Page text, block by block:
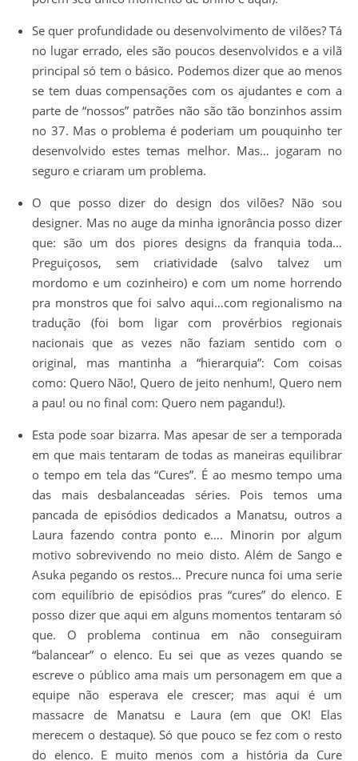
Se quer profundidade ou desenvolvimento de vilões? Tá
no lugar errado, eles são poucos desenvolvidos e a vilã
principal só tem o básico. Podemos dizer que ao menos
se tem duas compensações com os ajudantes e com a
parte de “nossos” patrões não são tão bonzinhos assim
no 37. Mas o problema é poderiam um pouquinho ter
desenvolvido estes temas melhor. Mas… jogaram no
seguro e criaram um problema.
O que posso dizer do design dos vilões? Não sou
designer. Mas no auge da minha ignorância posso dizer
que: são um dos piores designs da franquia toda…
Preguiçosos, sem criatividade (salvo talvez um
mordomo e um cozinheiro) e com um nome horrendo
pra monstros que foi salvo aqui…com regionalismo na
tradução (foi bom ligar com provérbios regionais
nacionais que as vezes não faziam sentido com o
original, mas mantinha a “hierarquia”: Com coisas
como: Quero Não!, Quero de jeito nenhum!, Quero nem
a pau! ou no final com: Quero nem pagandu!).
Esta pode soar bizarra. Mas apesar de ser a temporada
em que mais tentaram de todas as maneiras equilibrar
o tempo em tela das “Cures”. É ao mesmo tempo uma
das mais desbalanceadas séries. Pois temos uma
pancada de episódios dedicados a Manatsu, outros a
Laura fazendo contra ponto e…. Minorin por algum
motivo sobrevivendo no meio disto. Além de Sango e
Asuka pegando os restos… Precure nunca foi uma serie
com equilíbrio de episódios pras “cures” do elenco. E
posso dizer que aqui em alguns momentos tentaram só
que. O problema continua em não conseguiram
“balancear” o elenco. Eu sei que as vezes quando se
escreve o público ama mais um personagem em que a
equipe não esperava ele crescer; mas aqui é um
massacre de Manatsu e Laura (em que OK! Elas
merecem o destaque). Só que pouco se fez com o resto
do elenco. E muito menos com a história da Cure